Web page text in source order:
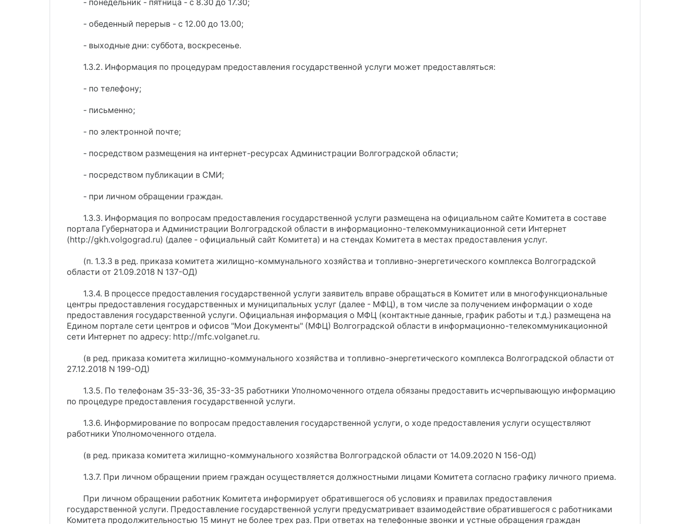
- понедельник - пятница - с 8.30 до 17.30;
- обеденный перерыв - с 12.00 до 13.00;
- выходные дни: суббота, воскресенье.
1.3.2. Информация по процедурам предоставления государственной услуги может предоставляться:
- по телефону;
- письменно;
- по электронной почте;
- посредством размещения на интернет-ресурсах Администрации Волгоградской области;
- посредством публикации в СМИ;
- при личном обращении граждан.
1.3.3. Информация по вопросам предоставления государственной услуги размещена на официальном сайте Комитета в составе
портала Губернатора и Администрации Волгоградской области в информационно-телекоммуникационной сети Интернет
(http://gkh.volgograd.ru) (далее - официальный сайт Комитета) и на стендах Комитета в местах предоставления услуг.
(п. 1.3.3 в ред. приказа комитета жилищно-коммунального хозяйства и топливно-энергетического комплекса Волгоградской
области от 21.09.2018 N 137-ОД)
1.3.4. В процессе предоставления государственной услуги заявитель вправе обращаться в Комитет или в многофункциональные
центры предоставления государственных и муниципальных услуг (далее - МФЦ), в том числе за получением информации о ходе
предоставления государственной услуги. Официальная информация о МФЦ (контактные данные, график работы и т.д.) размещена на
Едином портале сети центров и офисов "Мои Документы" (МФЦ) Волгоградской области в информационно-телекоммуникационной
сети Интернет по адресу: http://mfc.volganet.ru.
(в ред. приказа комитета жилищно-коммунального хозяйства и топливно-энергетического комплекса Волгоградской области от
27.12.2018 N 199-ОД)
1.3.5. По телефонам 35-33-36, 35-33-35 работники Уполномоченного отдела обязаны предоставить исчерпывающую информацию
по процедуре предоставления государственной услуги.
1.3.6. Информирование по вопросам предоставления государственной услуги, о ходе предоставления услуги осуществляют
работники Уполномоченного отдела.
(в ред. приказа комитета жилищно-коммунального хозяйства Волгоградской области от 14.09.2020 N 156-ОД)
1.3.7. При личном обращении прием граждан осуществляется должностными лицами Комитета согласно графику личного приема.
При личном обращении работник Комитета информирует обратившегося об условиях и правилах предоставления
государственной услуги. Предоставление государственной услуги предусматривает взаимодействие обратившегося с работниками
Комитета продолжительностью 15 минут не более трех раз. При ответах на телефонные звонки и устные обращения граждан